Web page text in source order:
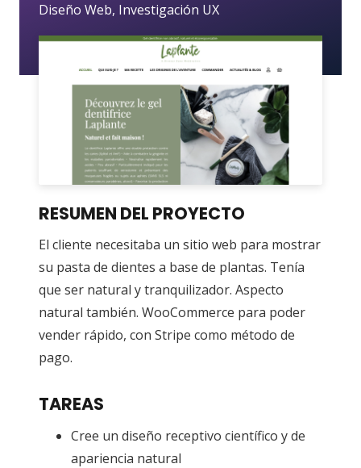
Diseño Web, Investigación UX
RESUMEN DEL PROYECTO
El cliente necesitaba un sitio web para mostrar
su pasta de dientes a base de plantas. Tenía
que ser natural y tranquilizador. Aspecto
natural también. WooCommerce para poder
vender rápido, con Stripe como método de
pago.
TAREAS
Cree un diseño receptivo científico y de
apariencia natural